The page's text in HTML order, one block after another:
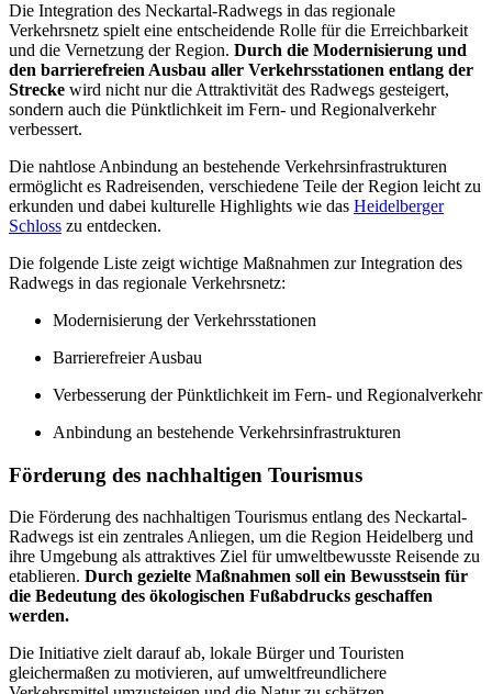
Die Integration des Neckartal-Radwegs in das regionale
Verkehrsnetz spielt eine entscheidende Rolle für die Erreichbarkeit
und die Vernetzung der Region. Durch die Modernisierung und
den barrierefreien Ausbau aller Verkehrsstationen entlang der
Strecke wird nicht nur die Attraktivität des Radwegs gesteigert,
sondern auch die Pünktlichkeit im Fern- und Regionalverkehr
verbessert.
Die nahtlose Anbindung an bestehende Verkehrsinfrastrukturen
ermöglicht es Radreisenden, verschiedene Teile der Region leicht zu
erkunden und dabei kulturelle Highlights wie das Heidelberger
Schloss zu entdecken.
Die folgende Liste zeigt wichtige Maßnahmen zur Integration des
Radwegs in das regionale Verkehrsnetz:
Modernisierung der Verkehrsstationen
Barrierefreier Ausbau
Verbesserung der Pünktlichkeit im Fern- und Regionalverkehr
Anbindung an bestehende Verkehrsinfrastrukturen
Förderung des nachhaltigen Tourismus
Die Förderung des nachhaltigen Tourismus entlang des Neckartal-
Radwegs ist ein zentrales Anliegen, um die Region Heidelberg und
ihre Umgebung als attraktives Ziel für umweltbewusste Reisende zu
etablieren. Durch gezielte Maßnahmen soll ein Bewusstsein für
die Bedeutung des ökologischen Fußabdrucks geschaffen
werden.
Die Initiative zielt darauf ab, lokale Bürger und Touristen
gleichermaßen zu motivieren, auf umweltfreundlichere